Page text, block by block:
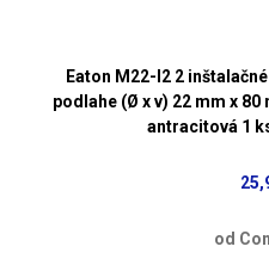
Eaton M22-I2 2
podlahe (Ø x v) 22 mm x 80
antracitová 1
od